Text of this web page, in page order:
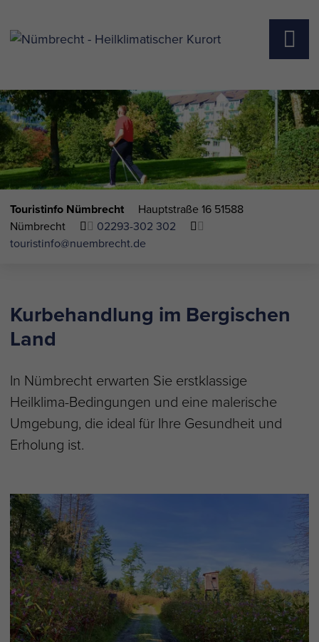
Touristinfo Nümbrecht Hauptstraße 16 51588
Nümbrecht
02293-302 302
touristinfo@nuembrecht.de
Kurbehandlung im Bergischen
Land
In Nümbrecht erwarten Sie erstklassige
Heilklima-Bedingungen und eine malerische
Umgebung, die ideal für Ihre Gesundheit und
Erholung ist.